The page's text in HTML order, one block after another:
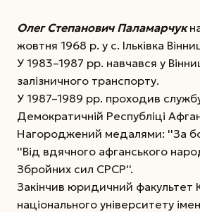
Олег Степанович Паламарчук
жовтня 1968 р. у с. Ільківка
У 1983–1987 рр. навчався у
залізничного транспорту.
У 1987–1989 рр. проходив
Демократичній Республіці
Нагороджений медалями: ''За
''Від вдячного афганського
Збройних сил СРСР''.
Закінчив юридичний факультет
національного університету